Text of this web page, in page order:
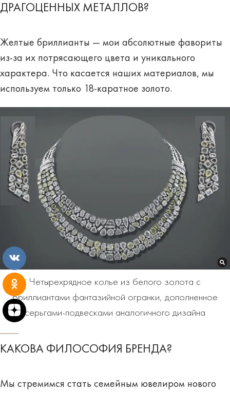
ДРАГОЦЕННЫХ МЕТАЛЛОВ?
Желтые бриллианты — мои абсолютные фавориты
из-за их потрясающего цвета и уникального
характера. Что касается наших материалов, мы
используем только 18-каратное золото.
Четырехрядное колье из белого золота с
бриллиантами фантазийной огранки, дополненное
серьгами-подвесками аналогичного дизайна
КАКОВА ФИЛОСОФИЯ БРЕНДА?
Мы стремимся стать семейным ювелиром нового